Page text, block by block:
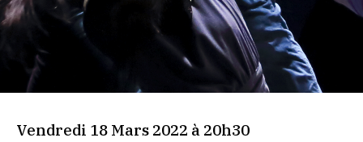
Vendredi 18 Mars 2022 à 20h30